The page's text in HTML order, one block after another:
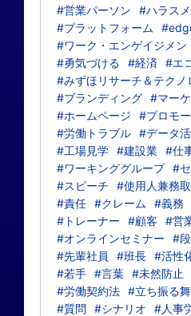
#営業パーソン
#ハラス
#プラットフォーム
#ワーク・エンゲイジメン
#勇気づける
#経済 #エ
#みずほリサーチ＆テクノ
#ブランディング #マー
#ホームページ
#プロモ
#労働トラブル #データ
#工場見学 #建設業 #仕
#ワーキンググループ #
#スピーチ
#使用人兼務
#責任 #クレーム #義務
#トレーナー
#顧客
#営
#オンラインセミナー
#
#先輩社員
#班長 #活性
#若手 #言葉 #未然防止
#労働契約法 #立ち振る
#質問
#シナリオ
#人事